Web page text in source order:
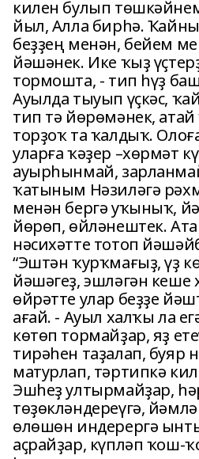
килен булып
йыл, Алла бирһә.
беҙҙең менән, бейем
йәшәнек. Ике ҡыҙ
тормошта, - тип һүҙ
Ауылда тыуып үҫкәс,
тип тә йөрөмәнек, атай
торҙоҡ та ҡалдыҡ.
уларға ҡәҙер –хөрмәт
ауырһынмай,
ҡатыным Нәзиләгә
менән бергә уҡыныҡ,
йөрөп, өйләнештек.
нәсихәтте тотоп
“Эштән ҡурҡмағыҙ, үҙ
йәшәгеҙ, эшләгән кеше
өйрәтте улар беҙҙе
ағай. - Ауыл халҡы ла
көтөп тормайҙар, яҙ
тирәһен таҙалап, буяр
матурлап, тәртипкә
Эшһеҙ ултырмайҙар,
төҙөкләндереүгә,
өлөшөн индерергә
аҫрайҙар, күпләп ҡош-